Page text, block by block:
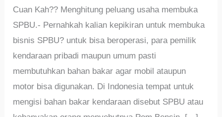
Cuan Kah?? Menghitung peluang usaha membuka
SPBU.- Pernahkah kalian kepikiran untuk membuka
bisnis SPBU? untuk bisa beroperasi, para pemilik
kendaraan pribadi maupun umum pasti
membutuhkan bahan bakar agar mobil ataupun
motor bisa digunakan. Di Indonesia tempat untuk
mengisi bahan bakar kendaraan disebut SPBU atau